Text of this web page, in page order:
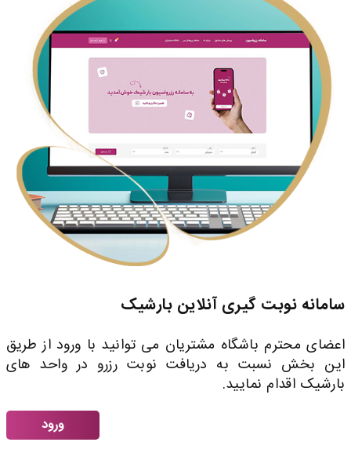
سامانه نوبت گیری آنلاین بارشیک
اعضای محترم باشگاه مشتریان می توانید با ورود از طریق
این بخش نسبت به دریافت نوبت رزرو در واحد های
بارشیک اقدام نمایید.
ورود